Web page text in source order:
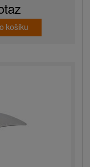
košíku